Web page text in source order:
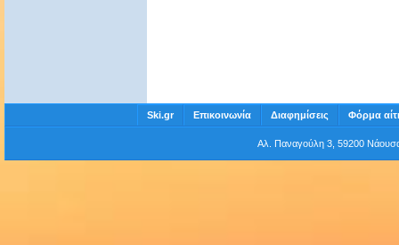
Ski.gr Επικοινωνία Διαφημίσεις Φόρμα
Αλ. Παναγούλη 3, 59200